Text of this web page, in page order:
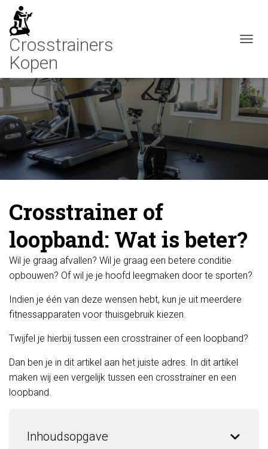
I
G
A
T
Crosstrainer of
loopband: Wat is beter?
Wil je graag afvallen? Wil je graag een betere conditie
opbouwen? Of wil je je hoofd leegmaken door te sporten?
Indien je één van deze wensen hebt, kun je uit meerdere
fitnessapparaten voor thuisgebruik kiezen.
Twijfel je hierbij tussen een crosstrainer of een loopband?
Dan ben je in dit artikel aan het juiste adres. In dit artikel
maken wij een vergelijk tussen een crosstrainer en een
loopband.
Inhoudsopgave